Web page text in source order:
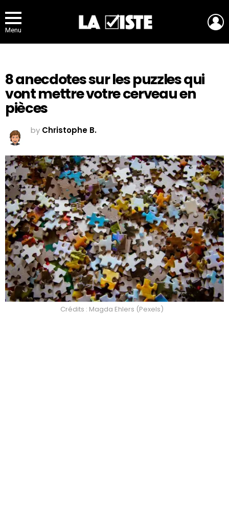
Menu
8 anecdotes sur les puzzles qui
vont mettre votre cerveau en
pièces
by Christophe B.
Crédits : Magda Ehlers (Pexels)